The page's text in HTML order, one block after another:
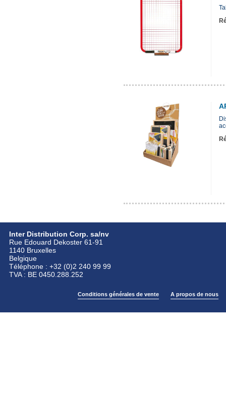
Inter Distribution Corp. sa/nv
Rue Edouard Dekoster 61-91
1140 Bruxelles
Belgique
Téléphone : +32 (0)2 240 99 99
TVA : BE 0450.288.252
Conditions générales de vente A propos de nous